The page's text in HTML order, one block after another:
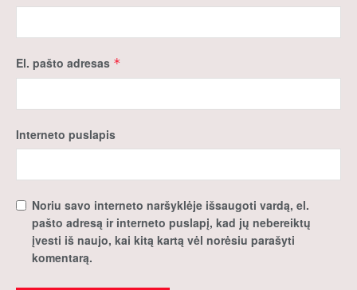
El. pašto adresas *
Interneto puslapis
Noriu savo interneto naršyklėje išsaugoti vardą, el.
pašto adresą ir interneto puslapį, kad jų nebereiktų
įvesti iš naujo, kai kitą kartą vėl norėsiu parašyti
komentarą.